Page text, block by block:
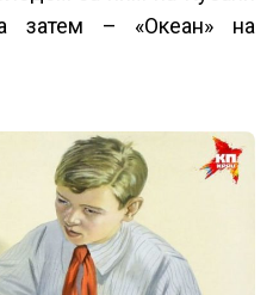
затем – «Океан» на